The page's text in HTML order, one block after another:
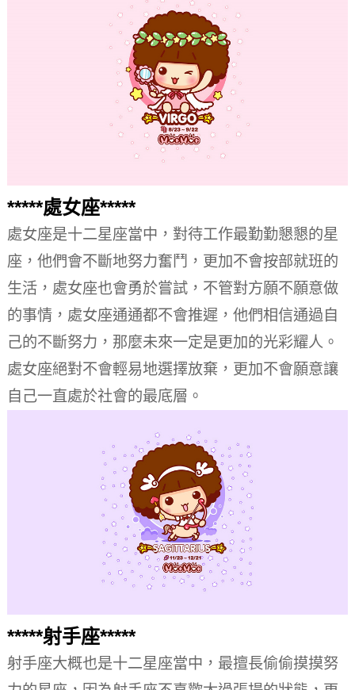
*****處女座*****
處女座是十二星座當中，對待工作最勤勤懇懇的星
座，他們會不斷地努力奮鬥，更加不會按部就班的
生活，處女座也會勇於嘗試，不管對方願不願意做
的事情，處女座通通都不會推遲，他們相信通過自
己的不斷努力，那麼未來一定是更加的光彩耀人。
處女座絕對不會輕易地選擇放棄，更加不會願意讓
自己一直處於社會的最底層。
*****射手座*****
射手座大概也是十二星座當中，最擅長偷偷摸摸努